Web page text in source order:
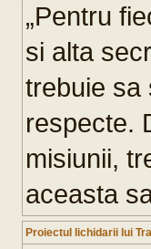
„Pentru
si alta
trebuie sa
respecte.
misiunii,
aceasta
Proiectul lichidarii lui